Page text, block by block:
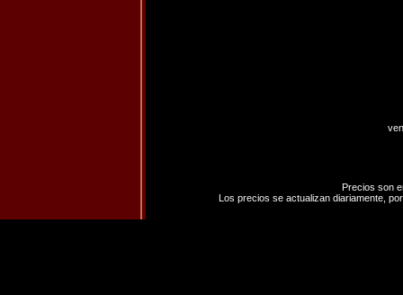
Precios son
Los precios se actualizan diariamente,